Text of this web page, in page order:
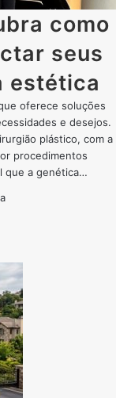
como
seus
estética
oferece soluções
e desejos.
plástico, com a
procedimentos
que a genética…